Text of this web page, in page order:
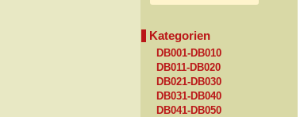
Kategorien
DB001-DB010
DB011-DB020
DB021-DB030
DB031-DB040
DB041-DB050